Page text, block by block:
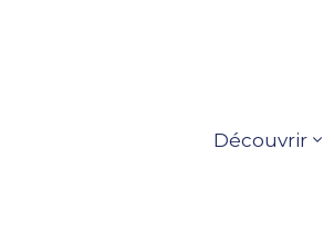
Découvrir